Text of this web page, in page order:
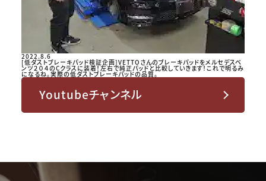
2022.8.6
[低ダストブレーキパッド検証企画]VETTOさんのブレーキパッドをメルセデスベ
ンツ２０４のCクラスに装着！左右で純正パッドと比較していきます！これで明るみ
になるね。実際の低ダストブレーキパッドの品質。
Youtubeチャンネル